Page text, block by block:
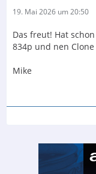
19. Mai 2026 um 20:50
Das freut! Hat
834p und nen Clone
Mike